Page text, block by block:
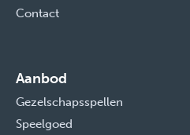
Contact
Aanbod
Gezelschapsspellen
Speelgoed